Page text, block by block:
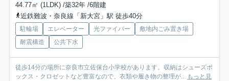
44.77㎡ (1LDK) /築32年 /6階建
近鉄難波・奈良線「新大宮」駅 徒歩40分
駐輪場 エレベーター 光ファイバー
敷地内ごみ置き場
耐震構造
公共下水
徒歩14分の場所に奈良市立佐保台小学校があります。収納はシューズボ
ックス・クロゼットなど豊富なので、衣類や履き物の整理が...
もっと見